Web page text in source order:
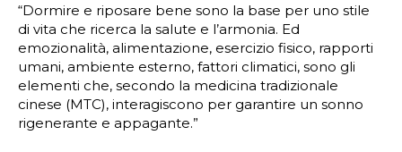
“Dormire e riposare bene sono la base per uno stile
di vita che ricerca la salute e l’armonia. Ed
emozionalità, alimentazione, esercizio fisico, rapporti
umani, ambiente esterno, fattori climatici, sono gli
elementi che, secondo la medicina tradizionale
cinese (MTC), interagiscono per garantire un sonno
rigenerante e appagante.”